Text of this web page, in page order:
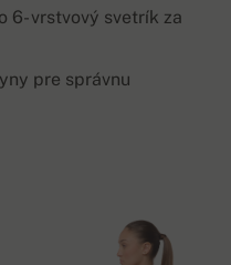
6- vrstvový svetrík za
pre správnu